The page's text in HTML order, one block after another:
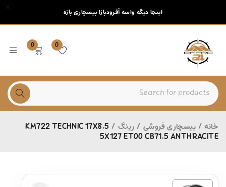
اینجا دیگه واسه آفرودبازا بیسچاری بازه
0
0
خانه / بیسچاری فروشی / رینگ /
KM722 TECHNIC 17X8.5
5X127 ET00 CB71.5 ANTHRACITE